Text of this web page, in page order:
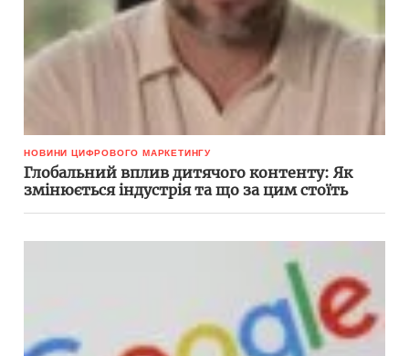
НОВИНИ ЦИФРОВОГО МАРКЕТИНГУ
Глобальний вплив дитячого контенту: Як
змінюється індустрія та що за цим стоїть